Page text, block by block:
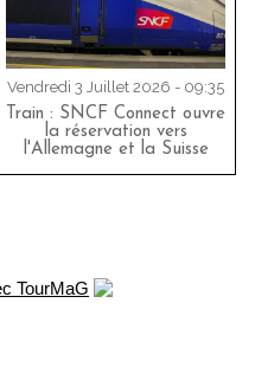
Vendredi 3 Juillet 2026 - 09:35
Train : SNCF Connect ouvre
la réservation vers
l'Allemagne et la Suisse